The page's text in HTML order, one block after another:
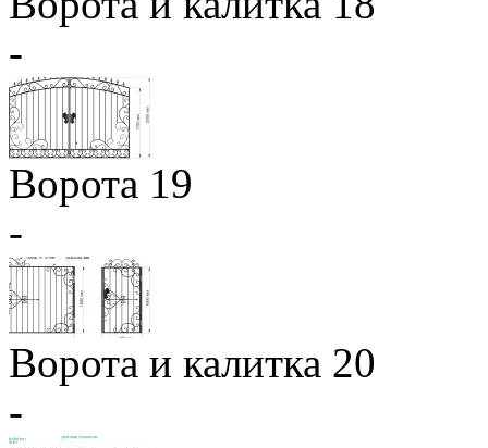
-
Ворота 19
-
Ворота и калитка 20
-